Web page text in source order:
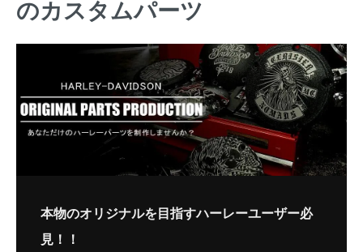
のカスタムパーツ
本物のオリジナルを目指すハーレーユーザー必
見！！